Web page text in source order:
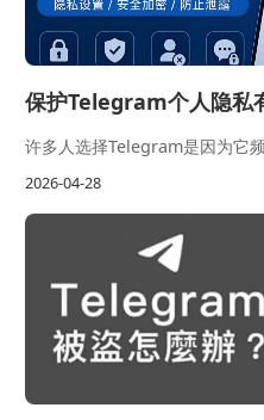
保护Telegram个人隐私
许多人选择Telegram是因为它
2026-04-28